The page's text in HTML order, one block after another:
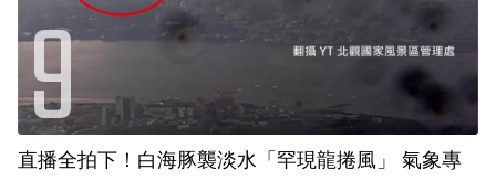
直播全拍下！白海豚襲淡水「罕現龍捲風」 氣象專